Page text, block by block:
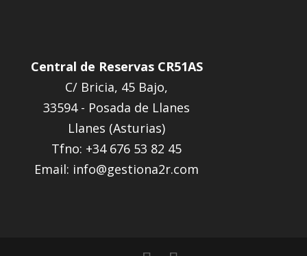
Central de Reservas CR51AS
C/ Bricia, 45 Bajo,
33594 - Posada de Llanes
Llanes (Asturias)
Tfno: +34 676 53 82 45
Email: info@gestiona2r.com